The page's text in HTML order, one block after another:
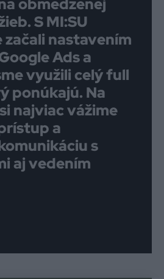
S MI:SU
začali nastavením
Ads a
využili celý full
ponúkajú. Na
najviac vážime
a
s
aj vedením